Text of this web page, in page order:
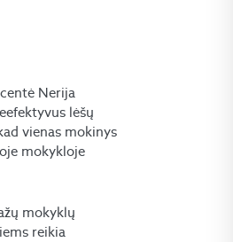
Nerija
lėšų
vienas mokinys
mokykloje
mokyklų
reikia